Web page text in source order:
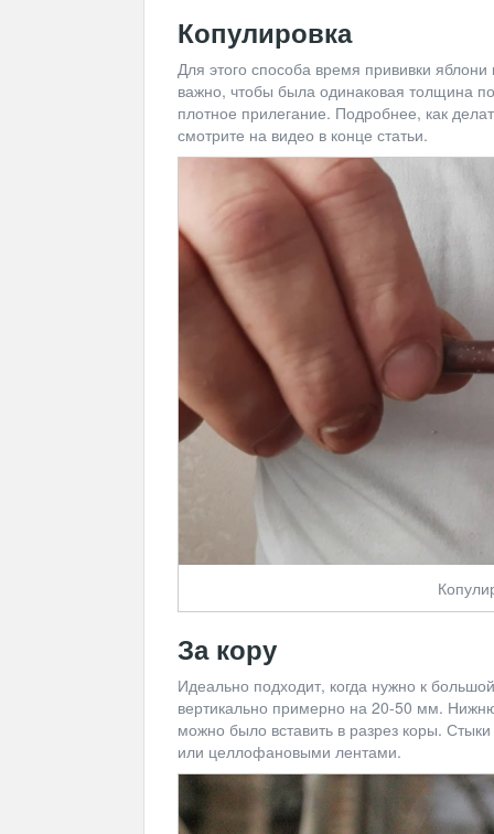
Копулировка
Для этого способа время прививки
важно, чтобы была одинаковая толщина
плотное прилегание. Подробнее, как
смотрите на видео в конце статьи.
За кору
Идеально подходит, когда нужно к
вертикально примерно на 20-50 мм.
можно было вставить в разрез коры.
или целлофановыми лентами.